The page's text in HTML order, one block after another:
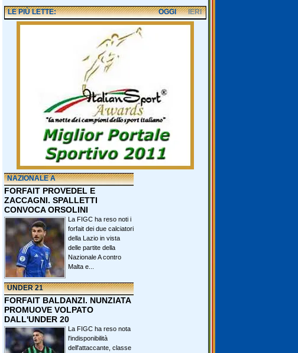
LE PIÙ LETTE: IERI
OGGI
NAZIONALE A
FORFAIT PROVEDEL E
ZACCAGNI. SPALLETTI
CONVOCA ORSOLINI
La FIGC ha reso noti i
forfait dei due calciatori
della Lazio in vista
delle partite della
Nazionale A contro
Malta e...
UNDER 21
FORFAIT BALDANZI. NUNZIATA
PROMUOVE VOLPATO
DALL'UNDER 20
La FIGC ha reso nota
l'indisponibilità
dell'attaccante, classe